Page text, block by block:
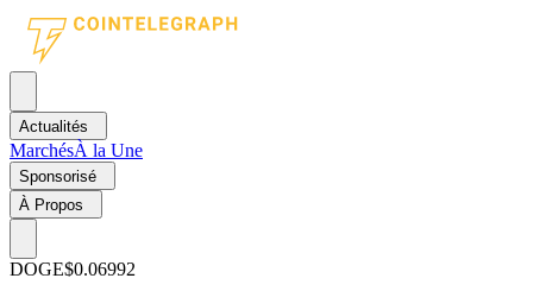
Actualités
MarchésÀ la Une
Sponsorisé
À Propos
DOGE$0.06992